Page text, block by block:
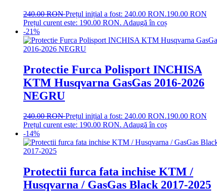
240.00RONPrețul inițial a fost: 240.00 RON.190.00 RON
Prețul curent este: 190.00 RON. Adaugă în coș
-21%
Protectie Furca Polisport INCHISA
KTM Husqvarna GasGas 2016-2026
NEGRU
240.00RONPrețul inițial a fost: 240.00 RON.190.00 RON
Prețul curent este: 190.00 RON. Adaugă în coș
-14%
Protectii furca fata inchise KTM /
Husqvarna / GasGas Black 2017-2025